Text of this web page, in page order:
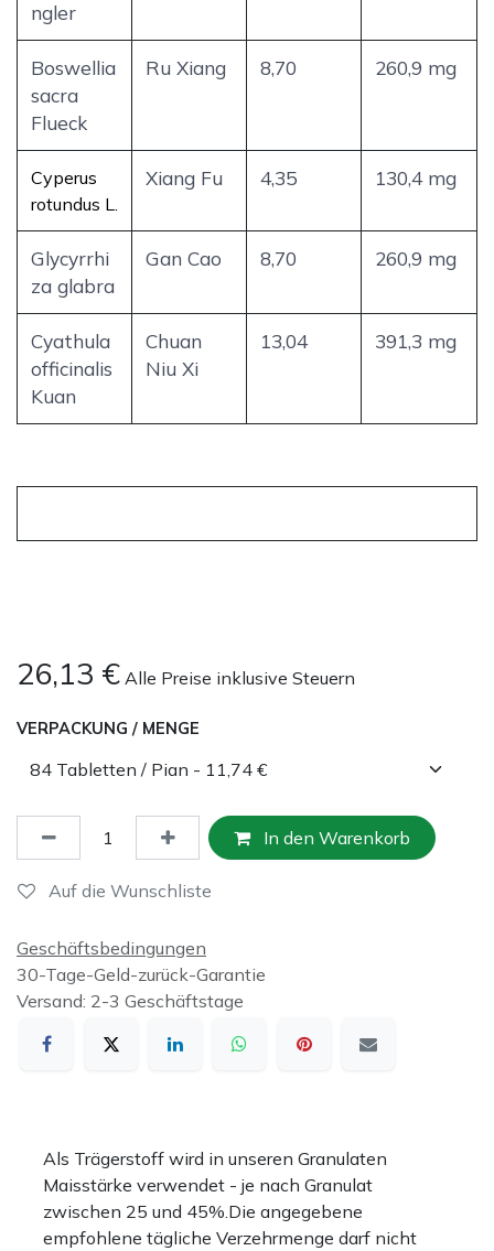
ngler
Boswellia
sacra
Flueck
Ru Xiang 8,70 260,9 mg
Cyperus
rotundus L.
Xiang Fu 4,35 130,4 mg
Glycyrrhi
za glabra
Gan Cao 8,70 260,9 mg
Cyathula
officinalis
Kuan
Chuan
Niu Xi
13,04 391,3 mg
26,13 € Alle Preise inklusive Steuern
VERPACKUNG / MENGE
In den Warenkorb
Auf die Wunschliste
Geschäftsbedingungen
30-Tage-Geld-zurück-Garantie
Versand: 2-3 Geschäftstage
Als Trägerstoff wird in unseren Granulaten
Maisstärke verwendet - je nach Granulat
zwischen 25 und 45%.Die angegebene
empfohlene tägliche Verzehrmenge darf nicht